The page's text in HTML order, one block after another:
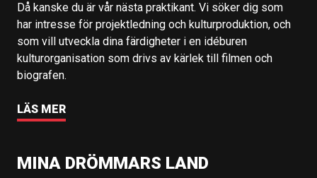
Då kanske du är vår nästa praktikant. Vi söker dig som
har intresse för projektledning och kulturproduktion, och
som vill utveckla dina färdigheter i en idéburen
kulturorganisation som drivs av kärlek till filmen och
biografen.
LÄS MER
MINA DRÖMMARS LAND